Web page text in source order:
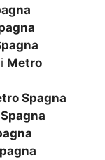
Metro
Spagna